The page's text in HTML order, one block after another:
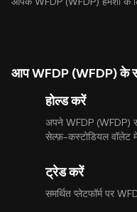
आप WFDP (WFDP) के
होल्ड करें
अपने WFDP (WFDP)
सेल्फ़-कस्टोडियल वॉलेट
ट्रेड करें
समर्थित प्लेटफॉर्म पर